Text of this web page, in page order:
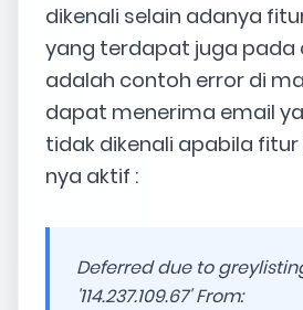
dikenali selain adanya
yang terdapat juga pada
adalah contoh error di
dapat menerima email
tidak dikenali apabila
nya aktif :
Deferred due to
'114.237.109.67' From: